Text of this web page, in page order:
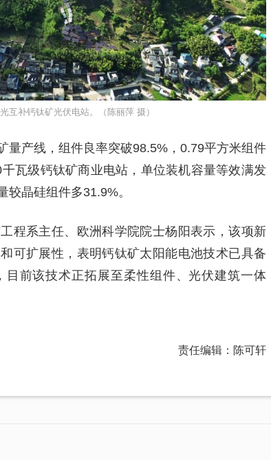
互补钙钛矿光伏电站。（陈丽萍 摄）
量产线，组件良率突破98.5%，0.79平方米组件
瓦级钙钛矿商业电站，单位装机容量等效满发
晶硅组件多31.9%。
程系主任、欧洲科学院院士杨阳表示，该项新
可扩展性，表明钙钛矿太阳能电池技术已具备
前该技术正拓展至柔性组件、光伏建筑一体
责任编辑：陈可轩